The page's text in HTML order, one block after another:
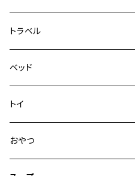
その他
その他
メッシュフィットハーネス
デニム＆コーデュロイ
その他
トラベル
ドライブハーネス
カーシートアタッチメント
クリック
ベッド
トイ
おやつ